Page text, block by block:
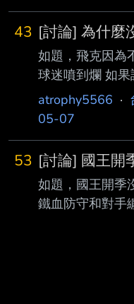
定的分數進帳 加
防守不好的隊伍
就是個濫投型球
的綠葉，但頂不
很花，但是神一
高錦瑋本季除了
阿巴西則是本季
43 [討論] 為什麼
如題，飛克因為
球迷噴到爛 如
要飛克 但雲豹的
內馬馬可好到哪
飛克？ -- 對，亞
克不行 為啥大家
為何也不打轉換
亞喵也能跑啊
atrophy5566 ·
05-07
53 [討論] 國王開
如題，國王開季
鐵血防守和對手